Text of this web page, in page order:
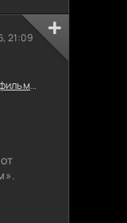
21:09